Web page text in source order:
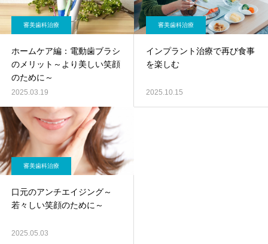
審美歯科治療
ホームケア編：電動歯ブラシ
のメリット～より美しい笑顔
のために～
2025.03.19
審美歯科治療
インプラント治療で再び食事
を楽しむ
2025.10.15
審美歯科治療
口元のアンチエイジング～
若々しい笑顔のために～
2025.05.03